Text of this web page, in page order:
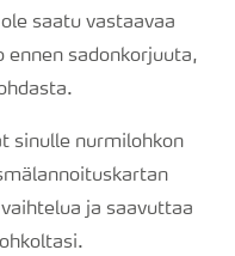
saatu vastaavaa
ennen sadonkorjuuta,
sinulle nurmilohkon
ja saavuttaa